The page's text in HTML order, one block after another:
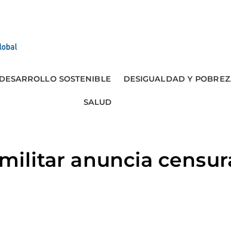
DESARROLLO SOSTENIBLE DESIGUALDAD Y
SALUD
anuncia